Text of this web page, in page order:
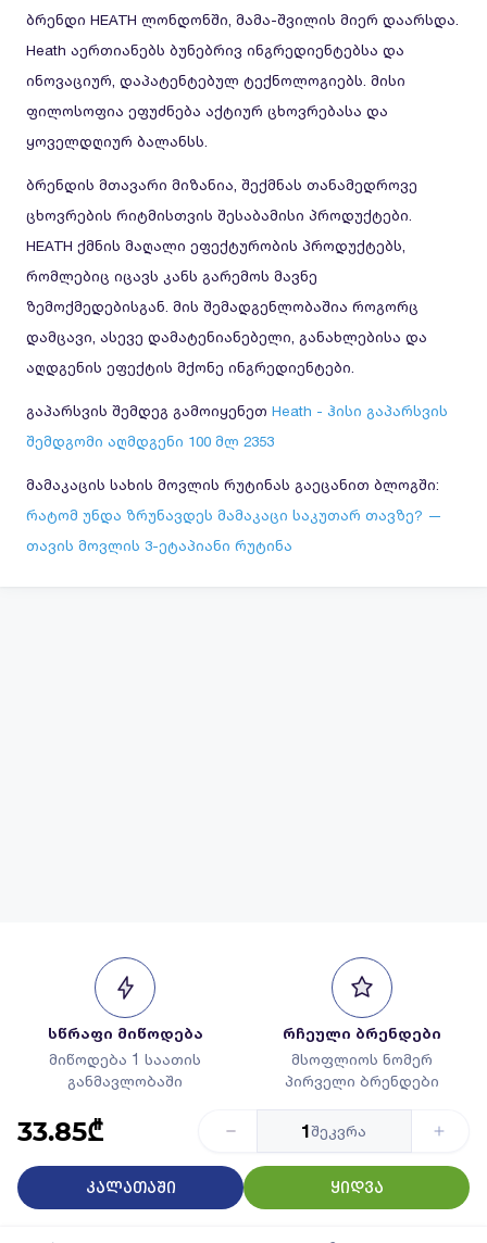
33.85₾ 1შეკვრა
კალათაში ყიდვა
ბრენდი HEATH ლონდონში, მამა-შვილის მიერ დაარსდა.
Heath აერთიანებს ბუნებრივ ინგრედიენტებსა და
ინოვაციურ, დაპატენტებულ ტექნოლოგიებს. მისი
ფილოსოფია ეფუძნება აქტიურ ცხოვრებასა და
ყოველდღიურ ბალანსს.
ბრენდის მთავარი მიზანია, შექმნას თანამედროვე
ცხოვრების რიტმისთვის შესაბამისი პროდუქტები.
HEATH ქმნის მაღალი ეფექტურობის პროდუქტებს,
რომლებიც იცავს კანს გარემოს მავნე
ზემოქმედებისგან. მის შემადგენლობაშია როგორც
დამცავი, ასევე დამატენიანებელი, განახლებისა და
აღდგენის ეფექტის მქონე ინგრედიენტები.
გაპარსვის შემდეგ გამოიყენეთ Heath - ჰისი გაპარსვის
შემდგომი აღმდგენი 100 მლ 2353
მამაკაცის სახის მოვლის რუტინას გაეცანით ბლოგში:
რატომ უნდა ზრუნავდეს მამაკაცი საკუთარ თავზე? —
თავის მოვლის 3-ეტაპიანი რუტინა
სწრაფი მიწოდება
მიწოდება 1 საათის
განმავლობაში
რჩეული ბრენდები
მსოფლიოს ნომერ
პირველი ბრენდები
გარანტირებული
ხარისხი
საუკეთესო კატალოგი
45 000+ დასახელების